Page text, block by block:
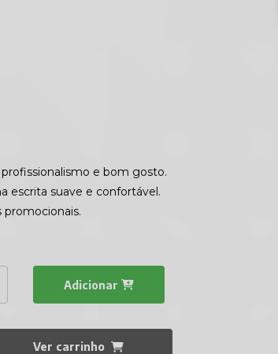
e bom gosto.
escrita suave e confortável.
promocionais.
Adicionar
Ver carrinho